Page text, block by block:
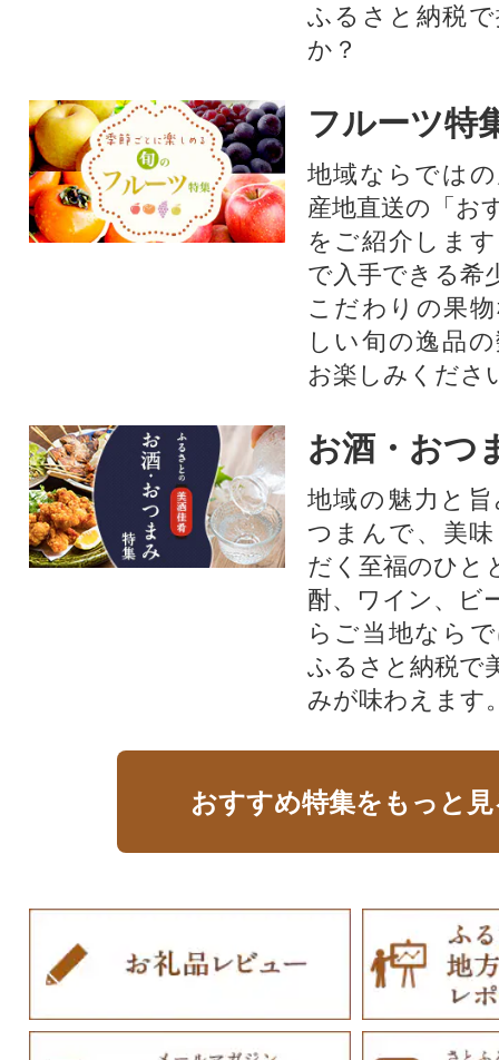
ふるさと納税
か？
フルーツ特
地域ならでは
産地直送の「お
をご紹介しま
で入手できる希
こだわりの果
しい旬の逸品
お楽しみくださ
お酒・おつ
地域の魅力と
つまんで、美
だく至福のひと
酎、ワイン、ビ
らご当地なら
ふるさと納税で
みが味わえます
おすすめ特集をもっと